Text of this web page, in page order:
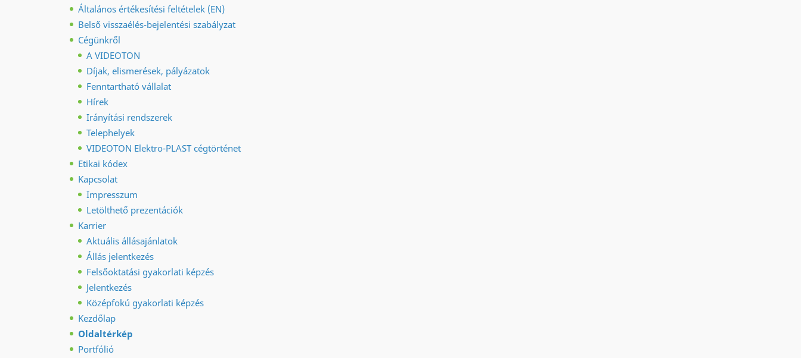
Általános értékesítési feltételek (EN)
Belső visszaélés-bejelentési szabályzat
Cégünkről
A VIDEOTON
Díjak, elismerések, pályázatok
Fenntartható vállalat
Hírek
Irányítási rendszerek
Telephelyek
VIDEOTON Elektro-PLAST cégtörténet
Etikai kódex
Kapcsolat
Impresszum
Letölthető prezentációk
Karrier
Aktuális állásajánlatok
Állás jelentkezés
Felsőoktatási gyakorlati képzés
Jelentkezés
Középfokú gyakorlati képzés
Kezdőlap
Oldaltérkép
Portfólió